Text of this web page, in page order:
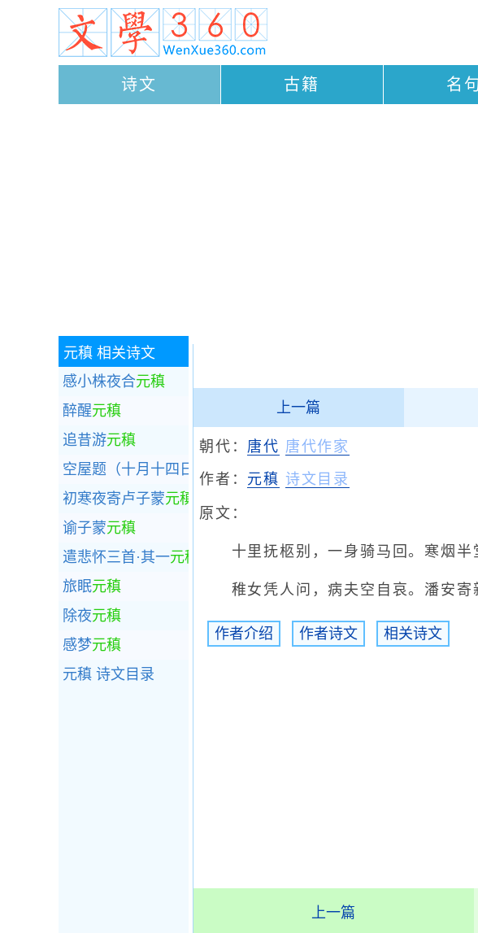
诗文 古籍 名
上一篇
朝代： 唐代 唐代作家
作者： 元稹 诗文目录
原文：
十里抚柩别，一身骑马回。寒烟半
稚女凭人问，病夫空自哀。潘安寄
作者介绍 作者诗文 相关诗文
上一篇
元稹 相关诗文
感小株夜合元稹
醉醒元稹
追昔游元稹
空屋题（十月十四日夜）元稹
初寒夜寄卢子蒙元稹
谕子蒙元稹
遣悲怀三首·其一元稹
旅眠元稹
除夜元稹
感梦元稹
元稹 诗文目录